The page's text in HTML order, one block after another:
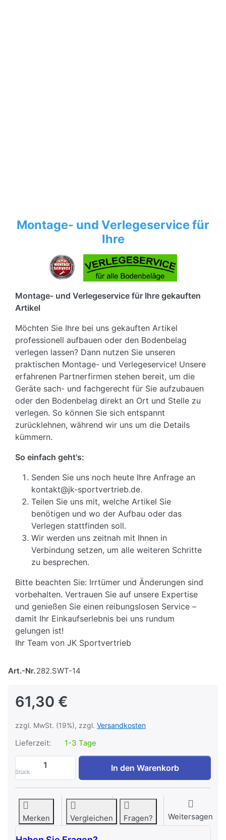
Montage- und Verlegeservice für
Ihre
Montage- und Verlegeservice für Ihre gekauften
Artikel
Möchten Sie Ihre bei uns gekauften Artikel
professionell aufbauen oder den Bodenbelag
verlegen lassen? Dann nutzen Sie unseren
praktischen Montage- und Verlegeservice! Unsere
erfahrenen Partnerfirmen stehen bereit, um die
Geräte sach- und fachgerecht für Sie aufzubauen
oder den Bodenbelag direkt an Ort und Stelle zu
verlegen. So können Sie sich entspannt
zurücklehnen, während wir uns um die Details
kümmern.
So einfach geht's:
Senden Sie uns noch heute Ihre Anfrage an
kontakt@jk-sportvertrieb.de.
Teilen Sie uns mit, welche Artikel Sie
benötigen und wo der Aufbau oder das
Verlegen stattfinden soll.
Wir werden uns zeitnah mit Ihnen in
Verbindung setzen, um alle weiteren Schritte
zu besprechen.
Bitte beachten Sie: Irrtümer und Änderungen sind
vorbehalten. Vertrauen Sie auf unsere Expertise
und genießen Sie einen reibungslosen Service –
damit Ihr Einkaufserlebnis bei uns rundum
gelungen ist!
Ihr Team von JK Sportvertrieb
Art.-Nr.282.SWT-14
61,30 €
zzgl. MwSt. (19%), zzgl. Versandkosten
Lieferzeit: 1-3 Tage
Stück
Body-Solid Hantelscheibenständer
In den Warenkorb
Merken Vergleichen Fragen? Weitersagen